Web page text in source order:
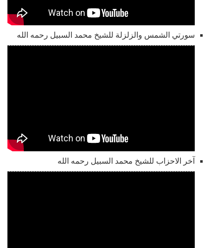
سورتي الشمس والزلزلة للشيخ محمد السبيل رحمه الله
آخر الاحزاب للشيخ محمد السبيل رحمه الله